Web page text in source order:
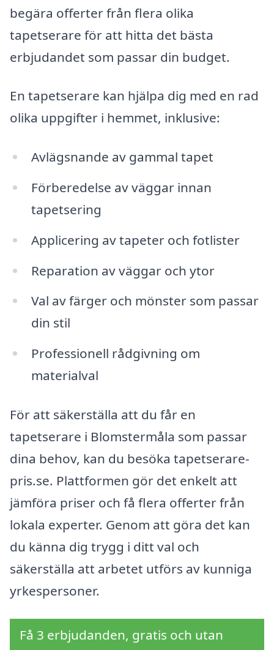
begära offerter från flera olika
tapetserare för att hitta det bästa
erbjudandet som passar din budget.
En tapetserare kan hjälpa dig med en rad
olika uppgifter i hemmet, inklusive:
Avlägsnande av gammal tapet
Förberedelse av väggar innan
tapetsering
Applicering av tapeter och fotlister
Reparation av väggar och ytor
Val av färger och mönster som passar
din stil
Professionell rådgivning om
materialval
För att säkerställa att du får en
tapetserare i Blomstermåla som passar
dina behov, kan du besöka tapetserare-
pris.se. Plattformen gör det enkelt att
jämföra priser och få flera offerter från
lokala experter. Genom att göra det kan
du känna dig trygg i ditt val och
säkerställa att arbetet utförs av kunniga
yrkespersoner.
Få 3 erbjudanden, gratis och utan